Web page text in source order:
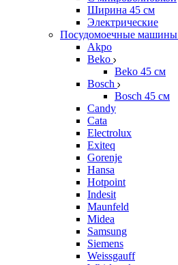
Ширина 45 см
Электрические
Посудомоечные машины
Akpo
Beko
Beko 45 см
Bosch
Bosch 45 см
Candy
Cata
Electrolux
Exiteq
Gorenje
Hansa
Hotpoint
Indesit
Maunfeld
Midea
Samsung
Siemens
Weissgauff